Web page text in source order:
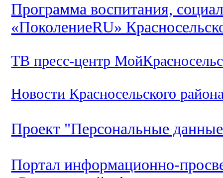
Программа воспитания,
«ПоколениеRU»
ТВ пресс-центр
Новости Красносельского
Проект "Персональные
Портал информационно-